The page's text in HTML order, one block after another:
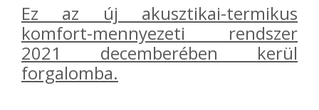
Ez az új akusztikai-termikus
komfort-mennyezeti rendszer
2021 decemberében kerül
forgalomba.